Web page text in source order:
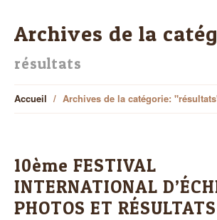
Archives de la
résultats
Accueil Archives de la catégorie:
10ème FESTIVAL
INTERNATIONAL
PHOTOS ET